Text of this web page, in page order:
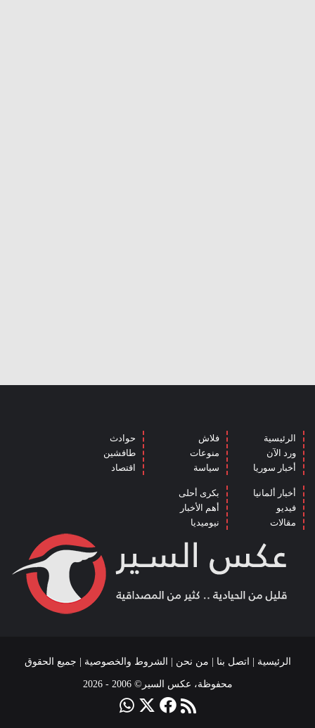
الرئيسية
ورد الآن
أخبار سوريا
فلاش
منوعات
سياسة
حوادث
طافشين
اقتصاد
أخبار ألمانيا
فيديو
مقالات
بكرى أحلى
أهم الأخبار
نيوميديا
الرئيسية | اتصل بنا | من نحن | الشروط والخصوصية | جميع الحقوق
محفوظة، عكس السير© 2006 - 2026